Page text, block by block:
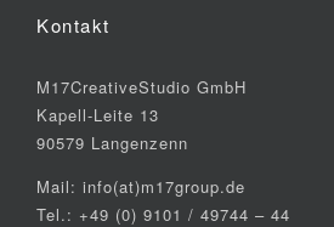
Kontakt
M17CreativeStudio GmbH
Kapell-Leite 13
90579 Langenzenn
Mail: info(at)m17group.de
Tel.: +49 (0) 9101 / 49744 – 44